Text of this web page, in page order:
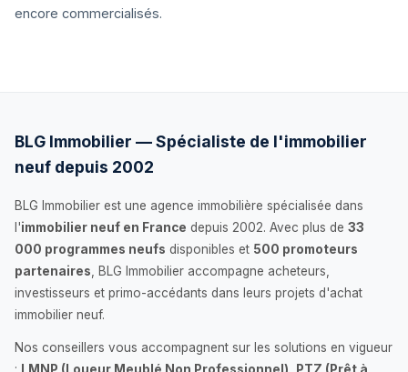
encore commercialisés.
BLG Immobilier — Spécialiste de l'immobilier
neuf depuis 2002
BLG Immobilier est une agence immobilière spécialisée dans
l'immobilier neuf en France depuis 2002. Avec plus de 33
000 programmes neufs disponibles et 500 promoteurs
partenaires , BLG Immobilier accompagne acheteurs,
investisseurs et primo-accédants dans leurs projets d'achat
immobilier neuf.
Nos conseillers vous accompagnent sur les solutions en vigueur